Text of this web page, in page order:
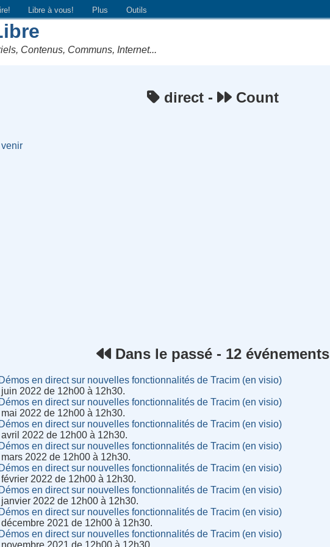
Libre à vous! Plus Outils
Contenus, Communs, Internet...
direct - Count
Dans le passé - 12 événements
Démos en direct sur nouvelles fonctionnalités de Tracim (en visio)
2022 de 12h00 à 12h30.
Démos en direct sur nouvelles fonctionnalités de Tracim (en visio)
2022 de 12h00 à 12h30.
Démos en direct sur nouvelles fonctionnalités de Tracim (en visio)
2022 de 12h00 à 12h30.
Démos en direct sur nouvelles fonctionnalités de Tracim (en visio)
2022 de 12h00 à 12h30.
Démos en direct sur nouvelles fonctionnalités de Tracim (en visio)
2022 de 12h00 à 12h30.
Démos en direct sur nouvelles fonctionnalités de Tracim (en visio)
2022 de 12h00 à 12h30.
Démos en direct sur nouvelles fonctionnalités de Tracim (en visio)
2021 de 12h00 à 12h30.
Démos en direct sur nouvelles fonctionnalités de Tracim (en visio)
novembre 2021 de 12h00 à 12h30.